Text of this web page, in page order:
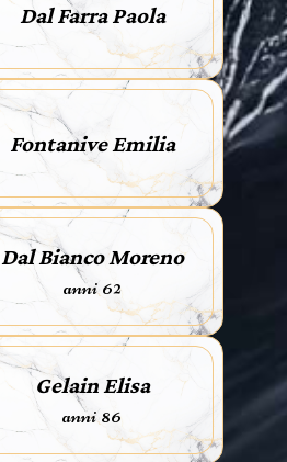
Dal Farra Paola
Fontanive Emilia
Dal Bianco Moreno
anni 62
Gelain Elisa
anni 86